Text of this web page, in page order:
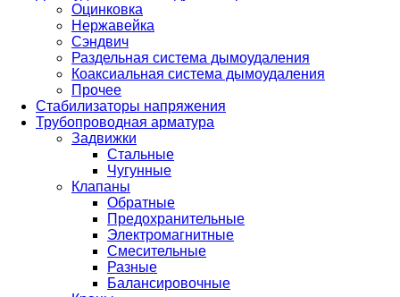
Оцинковка
Нержавейка
Сэндвич
Раздельная система дымоудаления
Коаксиальная система дымоудаления
Прочее
Стабилизаторы напряжения
Трубопроводная арматура
Задвижки
Стальные
Чугунные
Клапаны
Обратные
Предохранительные
Электромагнитные
Смесительные
Разные
Балансировочные